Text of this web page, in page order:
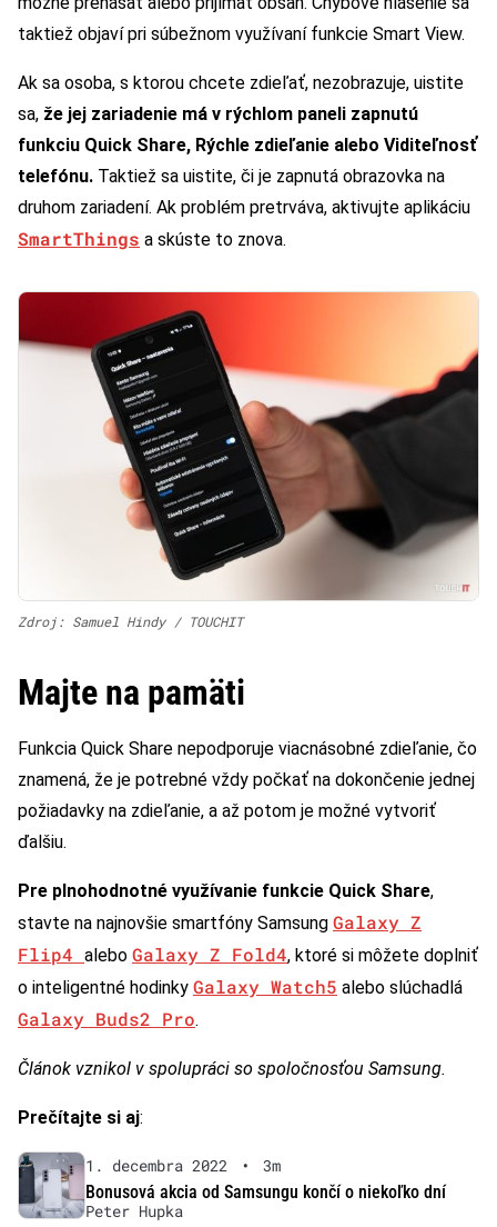
taktiež objaví pri súbežnom využívaní funkcie Smart View.
Ak sa osoba, s ktorou chcete zdieľať, nezobrazuje, uistite
sa, že jej zariadenie má v rýchlom paneli zapnutú
funkciu Quick Share, Rýchle zdieľanie alebo Viditeľnosť
telefónu. Taktiež sa uistite, či je zapnutá obrazovka na
druhom zariadení. Ak problém pretrváva, aktivujte aplikáciu
SmartThings a skúste to znova.
Zdroj: Samuel Hindy / TOUCHIT
Majte na pamäti
Funkcia Quick Share nepodporuje viacnásobné zdieľanie, čo
znamená, že je potrebné vždy počkať na dokončenie jednej
požiadavky na zdieľanie, a až potom je možné vytvoriť
ďalšiu.
Pre plnohodnotné využívanie funkcie Quick Share,
stavte na najnovšie smartfóny Samsung Galaxy Z
Flip4 alebo Galaxy Z Fold4, ktoré si môžete doplniť
o inteligentné hodinky Galaxy Watch5 alebo slúchadlá
Galaxy Buds2 Pro.
Článok vznikol v spolupráci so spoločnosťou Samsung.
Prečítajte si aj:
1. decembra 2022 •
3m
Bonusová akcia od Samsungu končí o niekoľko dní
Peter Hupka